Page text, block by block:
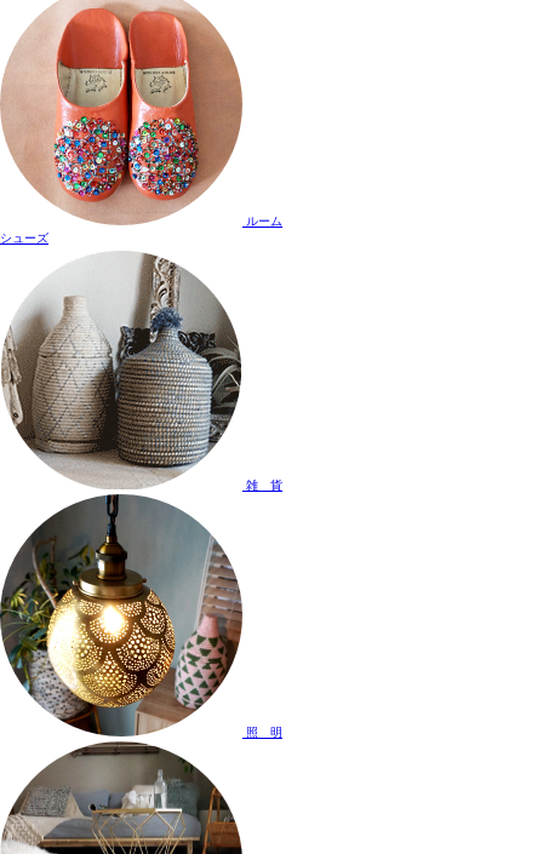
ルーム
シューズ
雑 貨
照 明